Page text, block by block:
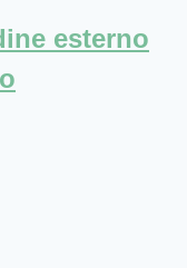
esterno